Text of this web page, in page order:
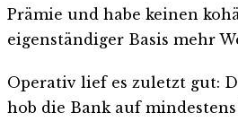
Prämie und habe keinen
eigenständiger Basis mehr
Operativ lief es zuletzt gut:
hob die Bank auf